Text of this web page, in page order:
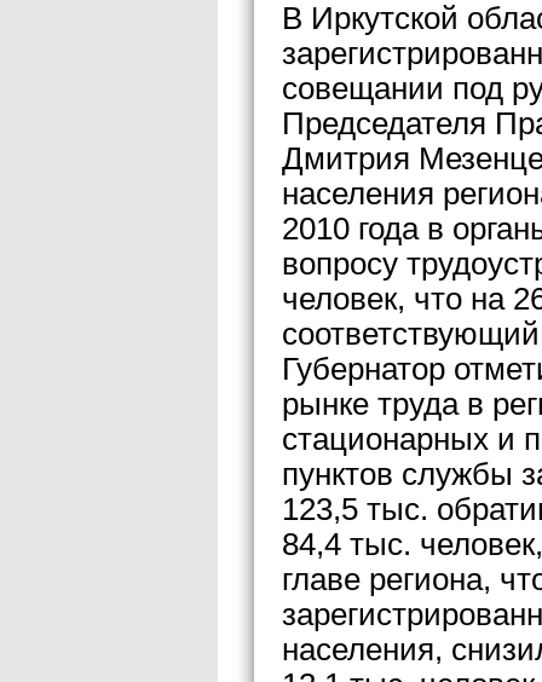
В Иркутской
совещании под
Председателя
Дмитрия
населения
2010 года в
вопросу
человек, что на
Губернатор
рынке труда в
стационарных и
пунктов службы
123,5 тыс.
84,4 тыс.
главе региона,
населения,